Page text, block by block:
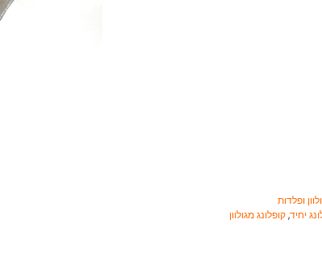
ופלדות
יחיד,קופלונג מגולוון